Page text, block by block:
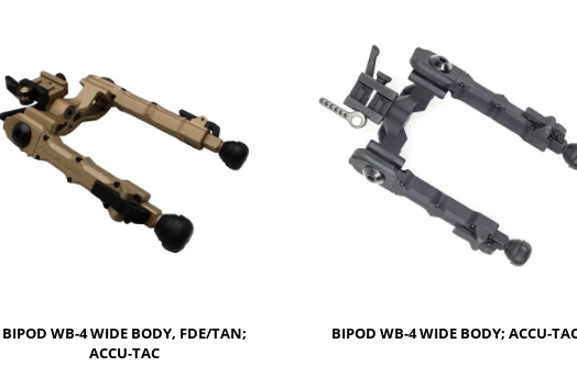
POWIADOM O DOSTĘPNOŚCI
BIPOD WB-4 WIDE BODY, FDE/TAN;
ACCU-TAC
BIPOD WB-4 WIDE BODY; ACCU-